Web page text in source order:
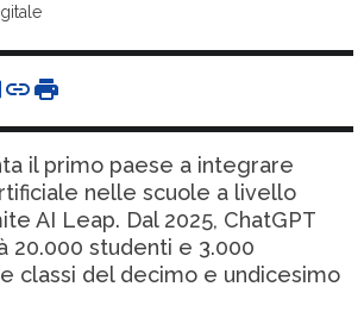
il primo paese a integrare
nelle scuole a livello
AI Leap. Dal 2025, ChatGPT
20.000 studenti e 3.000
classi del decimo e undicesimo